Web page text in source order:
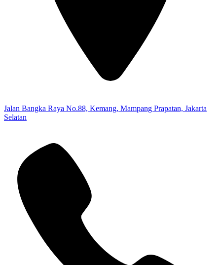
Jalan Bangka Raya No.88, Kemang, Mampang Prapatan, Jakarta
Selatan